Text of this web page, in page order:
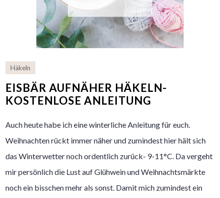
Häkeln
EISBÄR AUFNÄHER HÄKELN-
KOSTENLOSE ANLEITUNG
Auch heute habe ich eine winterliche Anleitung für euch.
Weihnachten rückt immer näher und zumindest hier hält sich
das Winterwetter noch ordentlich zurück- 9-11°C. Da vergeht
mir persönlich die Lust auf Glühwein und Weihnachtsmärkte
noch ein bisschen mehr als sonst. Damit mich zumindest ein